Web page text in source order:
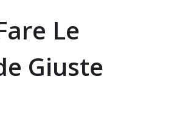
Le
Giuste